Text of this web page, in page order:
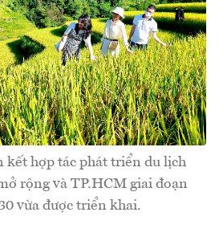
kết hợp tác phát triển du lịch
rộng và TP.HCM giai đoạn
vừa được triển khai.